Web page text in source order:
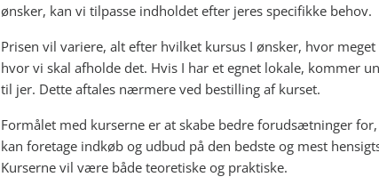
ønsker, kan vi tilpasse indholdet efter jeres specifikke behov.
Prisen vil variere, alt efter hvilket kursus I ønsker, hvor meget
hvor vi skal afholde det. Hvis I har et egnet lokale, kommer
til jer. Dette aftales nærmere ved bestilling af kurset.
Formålet med kurserne er at skabe bedre forudsætninger
kan foretage indkøb og udbud på den bedste og mest
Kurserne vil være både teoretiske og praktiske.